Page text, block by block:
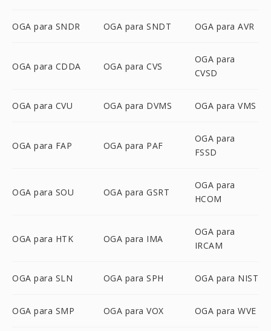
OGA para SNDR OGA para SNDT OGA para AVR
OGA para CDDA OGA para CVS
OGA para
CVSD
OGA para CVU OGA para DVMS OGA para VMS
OGA para FAP OGA para PAF
OGA para
FSSD
OGA para SOU OGA para GSRT
OGA para
HCOM
OGA para HTK OGA para IMA
OGA para
IRCAM
OGA para SLN OGA para SPH OGA para NIST
OGA para SMP OGA para VOX OGA para WVE